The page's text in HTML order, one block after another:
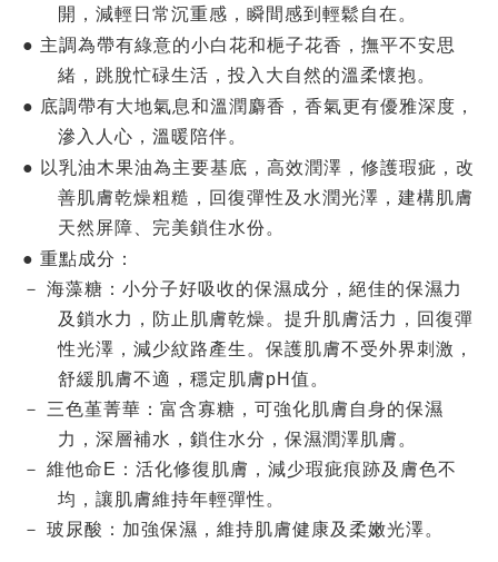
開，減輕日常沉重感，瞬間感到輕鬆自在。
● 主調為帶有綠意的小白花和梔子花香，撫平不安思
緒，跳脫忙碌生活，投入大自然的溫柔懷抱。
● 底調帶有大地氣息和溫潤麝香，香氣更有優雅深度，
滲入人心，溫暖陪伴。
● 以乳油木果油為主要基底，高效潤澤，修護瑕疵，改
善肌膚乾燥粗糙，回復彈性及水潤光澤，建構肌膚
天然屏障、完美鎖住水份。
● 重點成分：
－ 海藻糖：小分子好吸收的保濕成分，絕佳的保濕力
及鎖水力，防止肌膚乾燥。提升肌膚活力，回復彈
性光澤，減少紋路產生。保護肌膚不受外界刺激，
舒緩肌膚不適，穩定肌膚pH值。
－ 三色堇菁華：富含寡糖，可強化肌膚自身的保濕
力，深層補水，鎖住水分，保濕潤澤肌膚。
－ 維他命E：活化修復肌膚，減少瑕疵痕跡及膚色不
均，讓肌膚維持年輕彈性。
－ 玻尿酸：加強保濕，維持肌膚健康及柔嫩光澤。